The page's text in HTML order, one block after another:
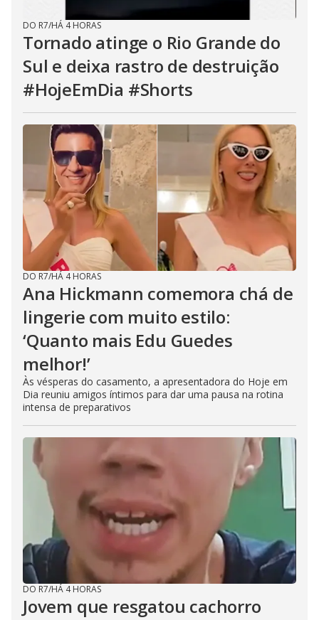
DO R7/HÁ 4 HORAS
Tornado atinge o Rio Grande do
Sul e deixa rastro de destruição
#HojeEmDia #Shorts
DO R7/HÁ 4 HORAS
Ana Hickmann comemora chá de
lingerie com muito estilo:
‘Quanto mais Edu Guedes
melhor!’
Às vésperas do casamento, a apresentadora do Hoje em
Dia reuniu amigos íntimos para dar uma pausa na rotina
intensa de preparativos
DO R7/HÁ 4 HORAS
Jovem que resgatou cachorro